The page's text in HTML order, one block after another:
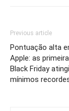
Previous article
Pontuação alta
Apple: as
Black Friday
mínimos